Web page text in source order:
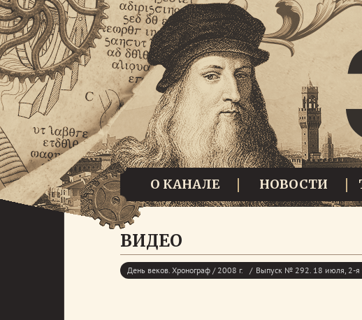
О КАНАЛЕ НОВОСТИ
ВИДЕО
День веков. Хронограф / 2008 г. Выпуск № 292. 18 июля, 2-я